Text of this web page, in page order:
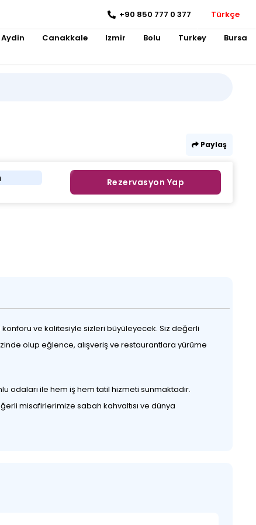
+90 850 777 0 377 Türkçe
Aydin Canakkale Izmir Bolu Turkey Bursa
Paylaş
Rezervasyon Yap
ve kalitesiyle sizleri büyüleyecek. Siz değerli
olup eğlence, alışveriş ve restaurantlara yürüme
odaları ile hem iş hem tatil hizmeti sunmaktadır.
misafirlerimize sabah kahvaltısı ve dünya